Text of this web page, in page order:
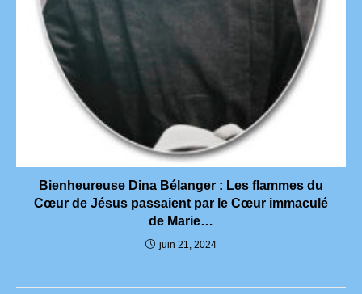
Bienheureuse Dina Bélanger : Les flammes du
Cœur de Jésus passaient par le Cœur immaculé
de Marie…
juin 21, 2024